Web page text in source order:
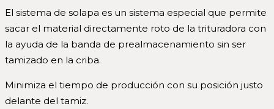
El sistema de solapa es un sistema especial que permite
sacar el material directamente roto de la trituradora con
la ayuda de la banda de prealmacenamiento sin ser
tamizado en la criba.
Minimiza el tiempo de producción con su posición justo
delante del tamiz.